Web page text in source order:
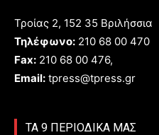
Τροίας 2, 152 35 Βριλήσσια
Τηλέφωνο: 210 68 00 470
Fax: 210 68 00 476,
Email: tpress@tpress.gr
ΤΑ 9 ΠΕΡΙΟΔΙΚΑ ΜΑΣ